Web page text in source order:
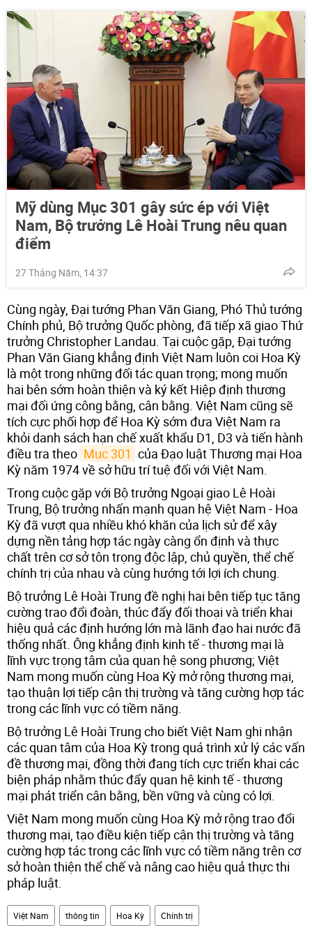
Mỹ dùng Mục 301 gây sức ép với Việt
Nam, Bộ trưởng Lê Hoài Trung nêu quan
điểm
27 Tháng Năm, 14:37
Cùng ngày, Đại tướng Phan Văn Giang, Phó Thủ tướng
Chính phủ, Bộ trưởng Quốc phòng, đã tiếp xã giao Thứ
trưởng Christopher Landau. Tại cuộc gặp, Đại tướng
Phan Văn Giang khẳng định Việt Nam luôn coi Hoa Kỳ
là một trong những đối tác quan trọng; mong muốn
hai bên sớm hoàn thiện và ký kết Hiệp định thương
mại đối ứng công bằng, cân bằng. Việt Nam cũng sẽ
tích cực phối hợp để Hoa Kỳ sớm đưa Việt Nam ra
khỏi danh sách hạn chế xuất khẩu D1, D3 và tiến hành
điều tra theo Mục 301 của Đạo luật Thương mại Hoa
Kỳ năm 1974 về sở hữu trí tuệ đối với Việt Nam.
Trong cuộc gặp với Bộ trưởng Ngoại giao Lê Hoài
Trung, Bộ trưởng nhấn mạnh quan hệ Việt Nam - Hoa
Kỳ đã vượt qua nhiều khó khăn của lịch sử để xây
dựng nền tảng hợp tác ngày càng ổn định và thực
chất trên cơ sở tôn trọng độc lập, chủ quyền, thể chế
chính trị của nhau và cùng hướng tới lợi ích chung.
Bộ trưởng Lê Hoài Trung đề nghị hai bên tiếp tục tăng
cường trao đổi đoàn, thúc đẩy đối thoại và triển khai
hiệu quả các định hướng lớn mà lãnh đạo hai nước đã
thống nhất. Ông khẳng định kinh tế - thương mại là
lĩnh vực trọng tâm của quan hệ song phương; Việt
Nam mong muốn cùng Hoa Kỳ mở rộng thương mại,
tạo thuận lợi tiếp cận thị trường và tăng cường hợp tác
trong các lĩnh vực có tiềm năng.
Bộ trưởng Lê Hoài Trung cho biết Việt Nam ghi nhận
các quan tâm của Hoa Kỳ trong quá trình xử lý các vấn
đề thương mại, đồng thời đang tích cực triển khai các
biện pháp nhằm thúc đẩy quan hệ kinh tế - thương
mại phát triển cân bằng, bền vững và cùng có lợi.
Việt Nam mong muốn cùng Hoa Kỳ mở rộng trao đổi
thương mại, tạo điều kiện tiếp cận thị trường và tăng
cường hợp tác trong các lĩnh vực có tiềm năng trên cơ
sở hoàn thiện thể chế và nâng cao hiệu quả thực thi
pháp luật.
Việt Nam thông tin Hoa Kỳ Chính trị